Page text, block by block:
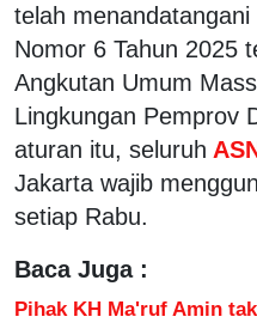
telah
Nomor 6 Tahun 2025
Angkutan Umum
Lingkungan Pemprov
aturan itu, seluruh
Jakarta wajib
setiap Rabu.
Baca Juga :
Pihak KH Ma'ruf Amin